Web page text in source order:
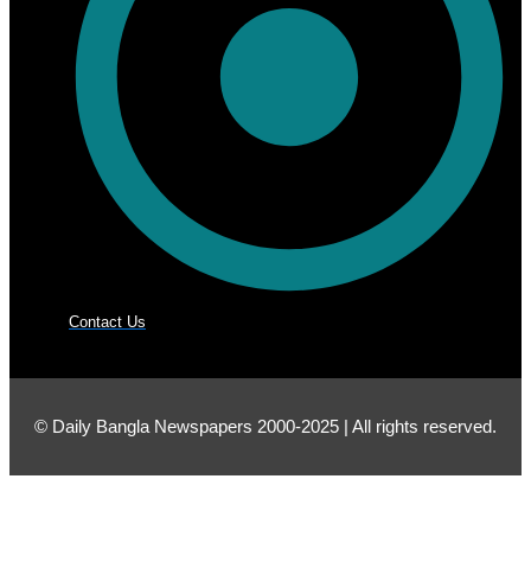
Contact Us
© Daily Bangla Newspapers 2000-2025 | All rights reserved.